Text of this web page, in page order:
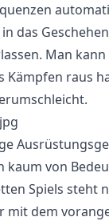
das
Man
Kämpfen raus
kaum von
Spiels steht
mit dem